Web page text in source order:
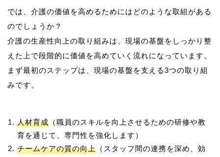
では、介護の価値を高めるためにはどのような取組がある
のでしょうか？
介護の生産性向上の取り組みは、現場の基盤をしっかり整
えた上で段階的に価値を高めていく流れになっています。
まず最初のステップは、現場の基盤を支える3つの取り組
人材育成 （職員のスキルを向上させるための研修や教
育を通じて、専門性を強化します）
チームケアの質の向上 （スタッフ間の連携を深め、効